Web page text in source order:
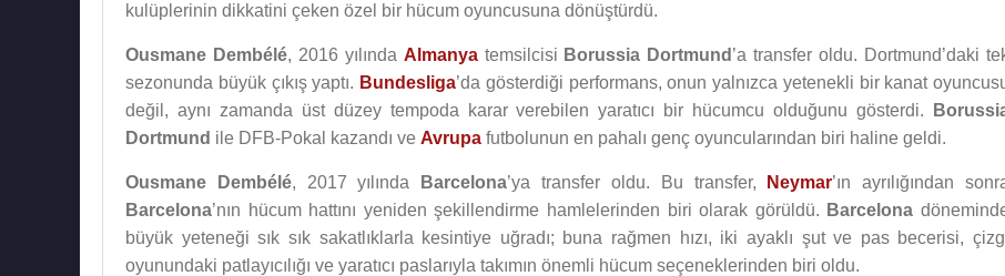
kulüplerinin dikkatini çeken özel bir hücum oyuncusuna dönüştürdü.
Ousmane Dembélé, 2016 yılında Almanyatemsilcisi Borussia Dortmund ’a transfer oldu. Dortmund’daki
sezonunda büyük çıkış yaptı. Bundesliga’da gösterdiği performans, onun yalnızca yetenekli bir kanat
değil, aynı zamanda üst düzey tempoda karar verebilen yaratıcı bir hücumcu olduğunu gösterdi.
Dortmund ile DFB-Pokal kazandı ve Avrupa futbolunun en pahalı genç oyuncularından biri haline geldi.
Ousmane Dembélé, 2017 yılında Barcelona’ya transfer oldu. Bu transfer, Neymar’ın ayrılığından
Barcelona’nın hücum hattını yeniden şekillendirme hamlelerinden biri olarak görüldü. Barcelona
büyük yeteneği sık sık sakatlıklarla kesintiye uğradı; buna rağmen hızı, iki ayaklı şut ve pas becerisi,
oyunundaki patlayıcılığı ve yaratıcı paslarıyla takımın önemli hücum seçeneklerinden biri oldu.